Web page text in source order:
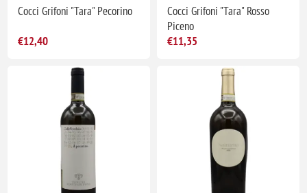
Cocci Grifoni "Tara" Pecorino
€12,40
Cocci Grifoni "Tara" Rosso
Piceno
€11,35